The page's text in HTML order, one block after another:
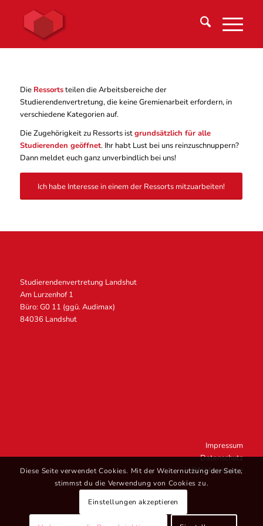
Die Ressortsteilen die Arbeitsbereiche der
Studierendenvertretung, die keine Gremienarbeit erfordern, in
verschiedene Kategorien auf.
Die Zugehörigkeit zu Ressorts istgrundsätzlich für alle
Studierenden geöffnet. Ihr habt Lust bei uns reinzuschnuppern?
Dann meldet euch ganz unverbindlich bei uns!
Ich habe Interesse in einem der Ressorts mitzuarbeiten!
Studierendenvertretung Landshut
Am Lurzenhof 1
Büro: G0 11 (ggü. Audimax)
84036 Landshut
Impressum
Datenschutz
HAW Homepage
Diese Seite verwendet Cookies. Mit der Weiternutzung der Seite,
stimmst du die Verwendung von Cookies zu.
Einstellungen akzeptieren